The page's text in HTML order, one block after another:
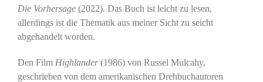
Die Vorhersage(2022). Das Buch ist leicht zu lesen,
allerdings ist die Thematik aus meiner Sicht zu seicht
abgehandelt worden.
Den Film Highlander(1986) von Russel Mulcahy,
geschrieben von dem amerikanischen Drehbuchautoren